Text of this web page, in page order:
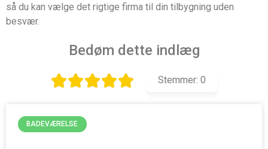
så du kan vælge det rigtige firma til din tilbygning uden
besvær.
Bedøm dette indlæg
Stemmer: 0
BADEVÆRELSE